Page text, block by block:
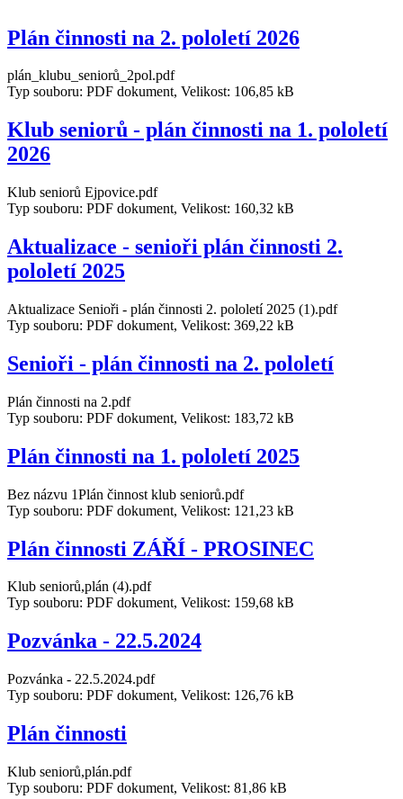
Plán činnosti na 2. pololetí 2026
plán_klubu_seniorů_2pol.pdf
Typ souboru: PDF dokument, Velikost: 106,85 kB
Klub seniorů - plán činnosti na 1. pololetí
2026
Klub seniorů Ejpovice.pdf
Typ souboru: PDF dokument, Velikost: 160,32 kB
Aktualizace - senioři plán činnosti 2.
pololetí 2025
Aktualizace Senioři - plán činnosti 2. pololetí 2025 (1).pdf
Typ souboru: PDF dokument, Velikost: 369,22 kB
Senioři - plán činnosti na 2. pololetí
Plán činnosti na 2.pdf
Typ souboru: PDF dokument, Velikost: 183,72 kB
Plán činnosti na 1. pololetí 2025
Bez názvu 1Plán činnost klub seniorů.pdf
Typ souboru: PDF dokument, Velikost: 121,23 kB
Plán činnosti ZÁŘÍ - PROSINEC
Klub seniorů,plán (4).pdf
Typ souboru: PDF dokument, Velikost: 159,68 kB
Pozvánka - 22.5.2024
Pozvánka - 22.5.2024.pdf
Typ souboru: PDF dokument, Velikost: 126,76 kB
Plán činnosti
Klub seniorů,plán.pdf
Typ souboru: PDF dokument, Velikost: 81,86 kB